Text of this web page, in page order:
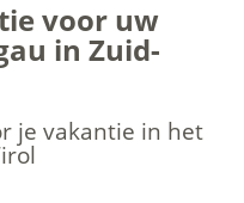
voor uw
in Zuid-
je vakantie in het